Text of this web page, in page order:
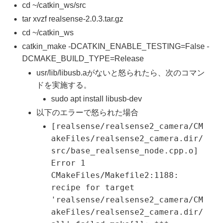
cd ~/catkin_ws/src
tar xvzf realsense-2.0.3.tar.gz
cd ~/catkin_ws
catkin_make -DCATKIN_ENABLE_TESTING=False -
DCMAKE_BUILD_TYPE=Release
usr/lib/libusb.aがないと怒られたら、次のコマン
ドを実施する。
sudo apt install libusb-dev
以下のエラーで怒られた場合
[realsense/realsense2_camera/CM
akeFiles/realsense2_camera.dir/
src/base_realsense_node.cpp.o]
Error 1
CMakeFiles/Makefile2:1188:
recipe for target
'realsense/realsense2_camera/CM
akeFiles/realsense2_camera.dir/